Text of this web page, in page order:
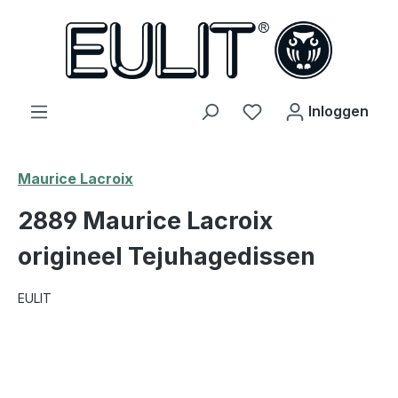
Je hebt 0 items op
Inloggen
Maurice Lacroix
2889 Maurice Lacroix
origineel Tejuhagedissen
EULIT